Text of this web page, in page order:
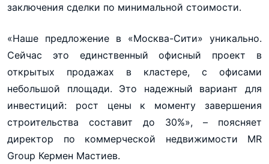
заключения сделки по минимальной стоимости.
«Наше предложение в «Москва-Сити» уникально.
Сейчас это единственный офисный проект в
открытых продажах в кластере, с офисами
небольшой площади. Это надежный вариант для
инвестиций: рост цены к моменту завершения
строительства составит до 30%», – поясняет
директор по коммерческой недвижимости MR
Group Кермен Мастиев.